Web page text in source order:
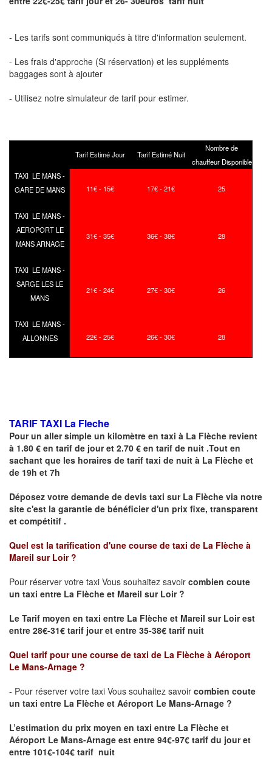
- Les tarifs sont communiqués à titre d'information seulement.
- Les frais d'approche (Si réservation) et les suppléments
baggages sont à ajouter
- Utilisez notre simulateur de tarif pour estimer.
Tarif Estimé Jour Tarif Estimé Nuit
Nombre de
chauffeur Disponible
TAXI LE MANS -
GARE DE MANS
11€ - 15€ 17€ - 21€ 25
TAXI LE MANS -
AEROPORT LE
MANS ARNAGE
31€ - 35€ 36€ - 38€ 28
TAXI LE MANS -
SARGE LES LE
MANS
21€ - 24€ 27€ - 30€ 26
TAXI LE MANS -
ALLONNES
22€ - 25€ 26€ - 30€ 28
TARIF TAXI La Fleche
Pour un aller simple un kilomètre en taxi à La Flèche revient
à 1.80 € en tarif de jour et 2.70 € en tarif de nuit .Tout en
sachant que les horaires de tarif taxi de nuit à La Flèche et
de 19h et 7h
Déposez votre demande de devis taxi sur La Flèche via notre
site c'est la garantie de bénéficier d'un prix fixe, transparent
et compétitif .
Quel est la tarification d'une course de taxi de La Flèche à
Mareil sur Loir ?
Pour réserver votre taxi Vous souhaitez savoir combien coute
un taxi entre La Flèche et Mareil sur Loir ?
Le Tarif moyen en taxi entre La Flèche et Mareil sur Loir est
entre 28€-31€ tarif jour et entre 35-38€ tarif nuit
Quel tarif pour une course de taxi de La Flèche à Aéroport
Le Mans-Arnage ?
- Pour réserver votre taxi Vous souhaitez savoir combien coute
un taxi entre La Flèche et Aéroport Le Mans-Arnage ?
L’estimation du prix moyen en taxi entre La Flèche et
Aéroport Le Mans-Arnage est entre 94€-97€ tarif du jour et
entre 101€-104€ tarif nuit